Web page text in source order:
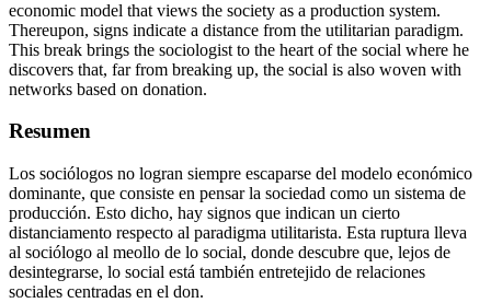
economic model that views the society as a production system.
Thereupon, signs indicate a distance from the utilitarian paradigm.
This break brings the sociologist to the heart of the social where he
discovers that, far from breaking up, the social is also woven with
networks based on donation.
Resumen
Los sociólogos no logran siempre escaparse del modelo económico
dominante, que consiste en pensar la sociedad como un sistema de
producción. Esto dicho, hay signos que indican un cierto
distanciamento respecto al paradigma utilitarista. Esta ruptura lleva
al sociólogo al meollo de lo social, donde descubre que, lejos de
desintegrarse, lo social está también entretejido de relaciones
sociales centradas en el don.